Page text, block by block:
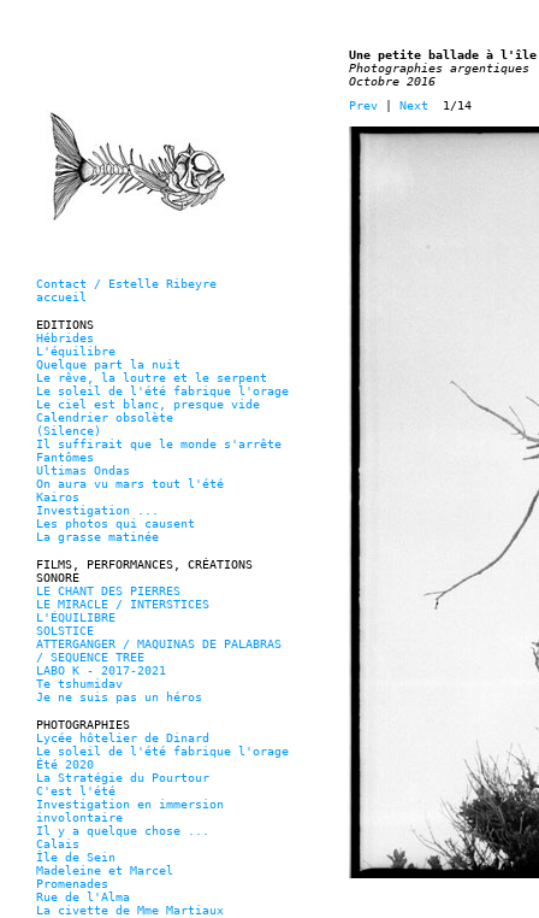
Contact / Estelle Ribeyre
accueil
EDITIONS
Hébrides
L'équilibre
Quelque part la nuit
Le rêve, la loutre et le serpent
Le soleil de l'été fabrique l'orage
Le ciel est blanc, presque vide
Calendrier obsolète
(Silence)
Il suffirait que le monde s'arrête
Fantômes
Ultimas Ondas
On aura vu mars tout l'été
Kairos
Investigation ...
Les photos qui causent
La grasse matinée
FILMS, PERFORMANCES, CRÉATIONS
SONORE
LE CHANT DES PIERRES
LE MIRACLE / INTERSTICES
L'ÉQUILIBRE
SOLSTICE
ATTERGANGER / MAQUINAS DE PALABRAS
/ SEQUENCE TREE
LABO K - 2017-2021
Te tshumidav
Je ne suis pas un héros
PHOTOGRAPHIES
Lycée hôtelier de Dinard
Le soleil de l'été fabrique l'orage
Été 2020
La Stratégie du Pourtour
C'est l'été
Investigation en immersion
involontaire
Il y a quelque chose ...
Calais
Île de Sein
Madeleine et Marcel
Promenades
Rue de l'Alma
La civette de Mme Martiaux
Une petite ballade à
Photographies argentiques
Octobre 2016
Prev
Next 1/14